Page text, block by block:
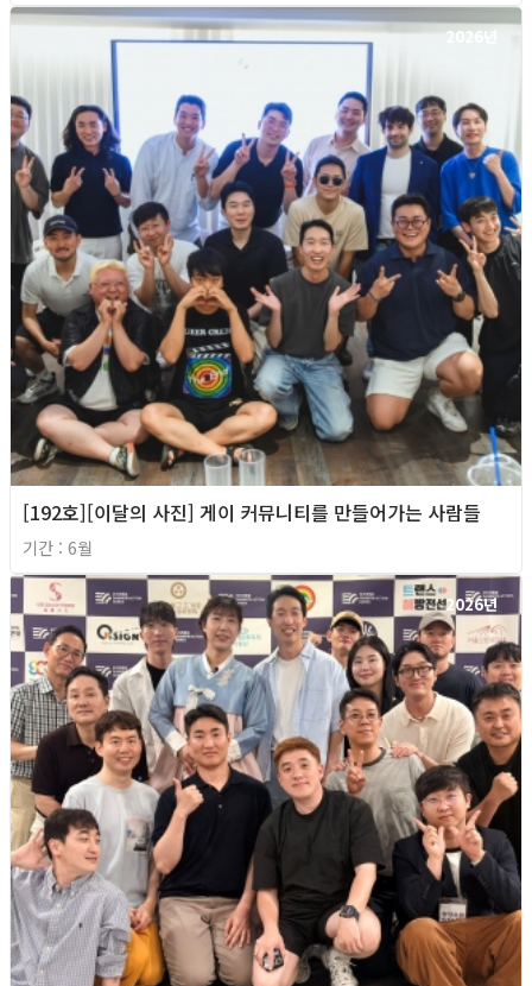
2026년
[192호][이달의 사진] 게이 커뮤니티를 만들어가는 사람들
기간 : 6월
2026년